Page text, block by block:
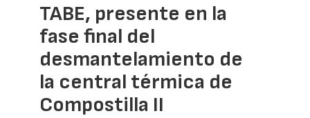
TABE, presente en la
fase final del
desmantelamiento de
la central térmica de
Compostilla II